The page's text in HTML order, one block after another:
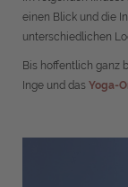
einen Blick und die
unterschiedlichen
Bis hoffentlich ganz
Inge und das Yoga-